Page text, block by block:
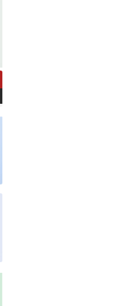
Mahallesi Akkavaklar
4 İzmit-KOCAELİ